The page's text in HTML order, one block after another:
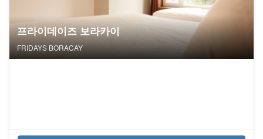
프라이데이즈 보라카이
FRIDAYS BORACAY